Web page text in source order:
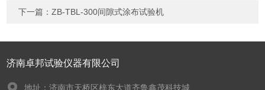
下一篇：ZB-TBL-300间隙式涂布试验机
济南卓邦试验仪器有限公司
地址：济南市天桥区梓东大道齐鲁鑫茂科技城